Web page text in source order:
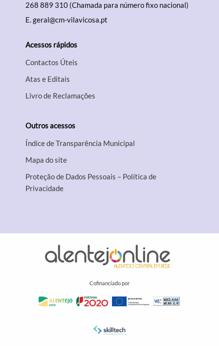
268 889 310 (Chamada para número fixo nacional)
E.geral@cm-vilavicosa.pt
Acessos rápidos
Contactos Úteis
Atas e Editais
Livro de Reclamações
Outros acessos
Índice de Transparência Municipal
Mapa do site
Proteção de Dados Pessoais – Política de
Privacidade
Cofinanciado por